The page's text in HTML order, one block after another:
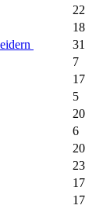
22
18
31
7
17
5
20
6
20
23
17
17